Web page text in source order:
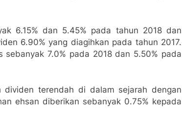
6.15% dan 5.45% pada tahun 2018 dan
6.90% yang diagihkan pada tahun 2017.
7.0% pada 2018 dan 5.50% pada
dividen terendah di dalam sejarah dengan
ehsan diberikan sebanyak 0.75% kepada